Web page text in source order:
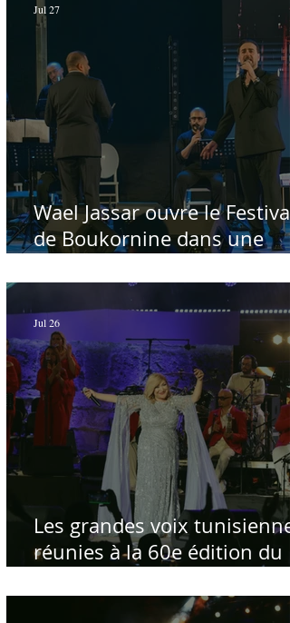
Wael Jassar ouvre le Festival
de Boukornine dans une
à guichets fermés - Par
Manaï
Jul 27
Les grandes voix
réunies à la 60e édition du
Carthage pour célébrer la
Jul 26